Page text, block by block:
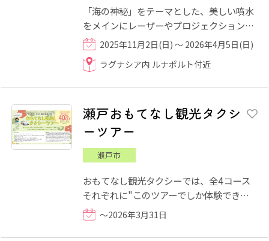
「海の神秘」をテーマとした、美しい噴水
をメインにレーザーやプロジェクション・
マッピングなど様々な「光」と華麗なダン
サーのパフォーマンス、...
2025年11月2日(日) ～ 2026年4月5日(日)
ラグナシア内 ルナポルト付近
瀬戸おもてなし観光タクシ
ーツアー
瀬戸市
おもてなし観光タクシーでは、全4コース
それぞれに"このツアーでしか体験できな
い特別メニュー"を盛り込んでいます。
2026年3月31日(火)まで、先...
～2026年3月31日